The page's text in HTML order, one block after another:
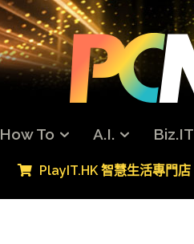
How To A.I. Biz.IT
PlayIT.HK 智慧生活專門店